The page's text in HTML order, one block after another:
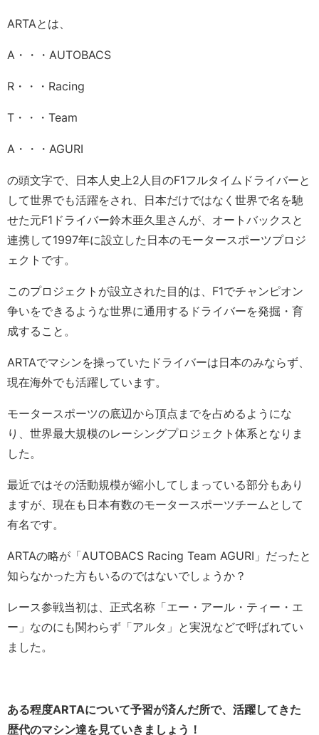
ARTAとは、
A・・・AUTOBACS
R・・・Racing
T・・・Team
A・・・AGURI
の頭文字で、日本人史上2人目のF1フルタイムドライバーと
して世界でも活躍をされ、日本だけではなく世界で名を馳
せた元F1ドライバー鈴木亜久里さんが、オートバックスと
連携して1997年に設立した日本のモータースポーツプロジ
ェクトです。
このプロジェクトが設立された目的は、F1でチャンピオン
争いをできるような世界に通用するドライバーを発掘・育
成すること。
ARTAでマシンを操っていたドライバーは日本のみならず、
現在海外でも活躍しています。
モータースポーツの底辺から頂点までを占めるようにな
り、世界最大規模のレーシングプロジェクト体系となりま
した。
最近ではその活動規模が縮小してしまっている部分もあり
ますが、現在も日本有数のモータースポーツチームとして
有名です。
ARTAの略が「AUTOBACS Racing Team AGURI」だったと
知らなかった方もいるのではないでしょうか？
レース参戦当初は、正式名称「エー・アール・ティー・エ
ー」なのにも関わらず「アルタ」と実況などで呼ばれてい
ました。
ある程度ARTAについて予習が済んだ所で、活躍してきた
歴代のマシン達を見ていきましょう！